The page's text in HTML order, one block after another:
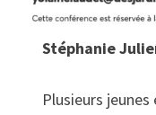
Stéphanie
Plusieurs